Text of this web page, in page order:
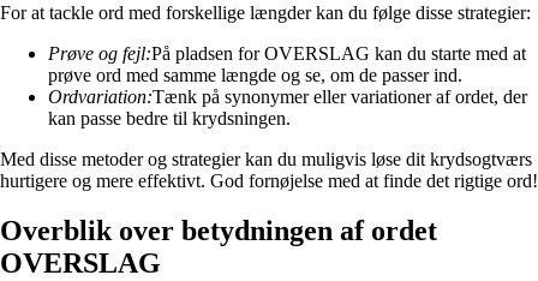
For at tackle ord med forskellige længder kan du følge disse strategier:
Prøve og fejl:På pladsen for OVERSLAG kan du starte med at
prøve ord med samme længde og se, om de passer ind.
Ordvariation:Tænk på synonymer eller variationer af ordet, der
kan passe bedre til krydsningen.
Med disse metoder og strategier kan du muligvis løse dit krydsogtværs
hurtigere og mere effektivt. God fornøjelse med at finde det rigtige ord!
Overblik over betydningen af ordet
OVERSLAG